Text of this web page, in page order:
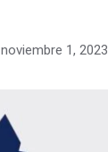
noviembre 1, 2023